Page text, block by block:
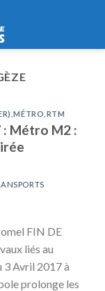
,MÉTRO RTM
: Métro M2 :
FIN DE
liés au
Avril 2017 à
prolonge les